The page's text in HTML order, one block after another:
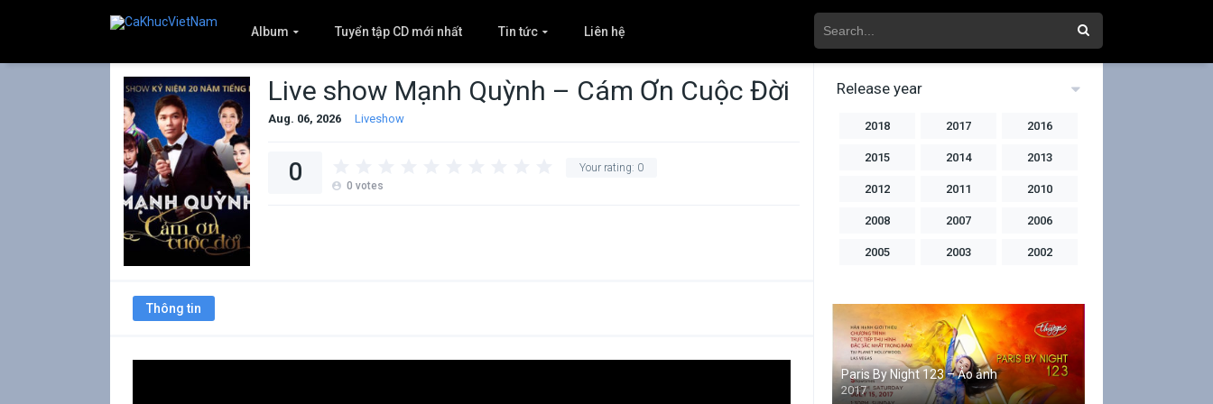
Album Tuyển tập CD mới nhất Tin tức Liên hệ
Live show Mạnh Quỳnh – Cám Ơn Cuộc Đời
Aug. 06, 2026 Liveshow
Your rating: 0
0 0 votes
Thông tin
Release year
2018 2017 2016
2015 2014 2013
2012 2011 2010
2008 2007 2006
2005 2003 2002
1997 1996
1994 1992 1991
1990
Paris By Night 123 – Ảo ảnh
2017